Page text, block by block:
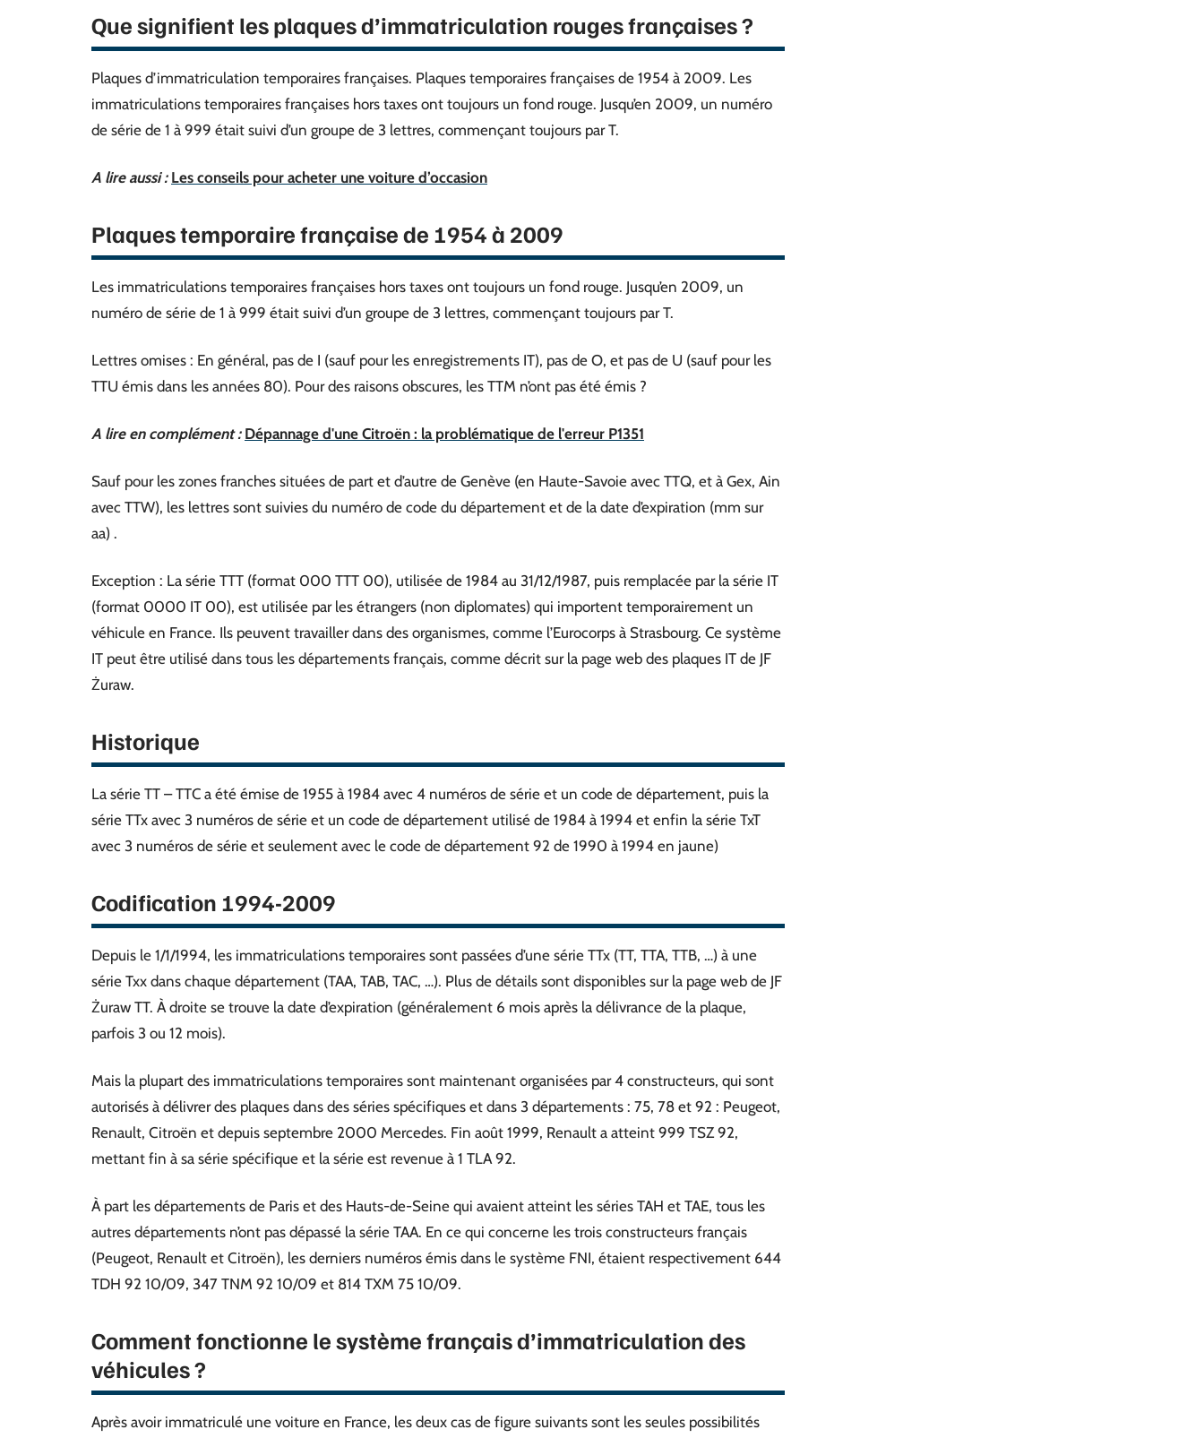
Que signifient les plaques d’immatriculation rouges françaises ?
Plaques d’immatriculation temporaires françaises. Plaques temporaires françaises de 1954 à 2009. Les
immatriculations temporaires françaises hors taxes ont toujours un fond rouge. Jusqu’en 2009, un numéro
de série de 1 à 999 était suivi d’un groupe de 3 lettres, commençant toujours par T.
A lire aussi : Les conseils pour acheter une voiture d’occasion
Plaques temporaire française de 1954 à 2009
Les immatriculations temporaires françaises hors taxes ont toujours un fond rouge. Jusqu’en 2009, un
numéro de série de 1 à 999 était suivi d’un groupe de 3 lettres, commençant toujours par T.
Lettres omises : En général, pas de I (sauf pour les enregistrements IT), pas de O, et pas de U (sauf pour les
TTU émis dans les années 80). Pour des raisons obscures, les TTM n’ont pas été émis ?
A lire en complément : Dépannage d'une Citroën : la problématique de l'erreur P1351
Sauf pour les zones franches situées de part et d’autre de Genève (en Haute-Savoie avec TTQ, et à Gex, Ain
avec TTW), les lettres sont suivies du numéro de code du département et de la date d’expiration (mm sur
aa) .
Exception : La série TTT (format 000 TTT 00), utilisée de 1984 au 31/12/1987, puis remplacée par la série IT
(format 0000 IT 00), est utilisée par les étrangers (non diplomates) qui importent temporairement un
véhicule en France. Ils peuvent travailler dans des organismes, comme l’Eurocorps à Strasbourg. Ce système
IT peut être utilisé dans tous les départements français, comme décrit sur la page web des plaques IT de JF
Żuraw.
Historique
La série TT – TTC a été émise de 1955 à 1984 avec 4 numéros de série et un code de département, puis la
série TTx avec 3 numéros de série et un code de département utilisé de 1984 à 1994 et enfin la série TxT
avec 3 numéros de série et seulement avec le code de département 92 de 1990 à 1994 en jaune)
Codification 1994-2009
Depuis le 1/1/1994, les immatriculations temporaires sont passées d’une série TTx (TT, TTA, TTB, …) à une
série Txx dans chaque département (TAA, TAB, TAC, …). Plus de détails sont disponibles sur la page web de JF
Żuraw TT. À droite se trouve la date d’expiration (généralement 6 mois après la délivrance de la plaque,
parfois 3 ou 12 mois).
Mais la plupart des immatriculations temporaires sont maintenant organisées par 4 constructeurs, qui sont
autorisés à délivrer des plaques dans des séries spécifiques et dans 3 départements : 75, 78 et 92 : Peugeot,
Renault, Citroën et depuis septembre 2000 Mercedes. Fin août 1999, Renault a atteint 999 TSZ 92,
mettant fin à sa série spécifique et la série est revenue à 1 TLA 92.
À part les départements de Paris et des Hauts-de-Seine qui avaient atteint les séries TAH et TAE, tous les
autres départements n’ont pas dépassé la série TAA. En ce qui concerne les trois constructeurs français
(Peugeot, Renault et Citroën), les derniers numéros émis dans le système FNI, étaient respectivement 644
TDH 92 10/09, 347 TNM 92 10/09 et 814 TXM 75 10/09.
Comment fonctionne le système français d’immatriculation des
véhicules ?
Après avoir immatriculé une voiture en France, les deux cas de figure suivants sont les seules possibilités